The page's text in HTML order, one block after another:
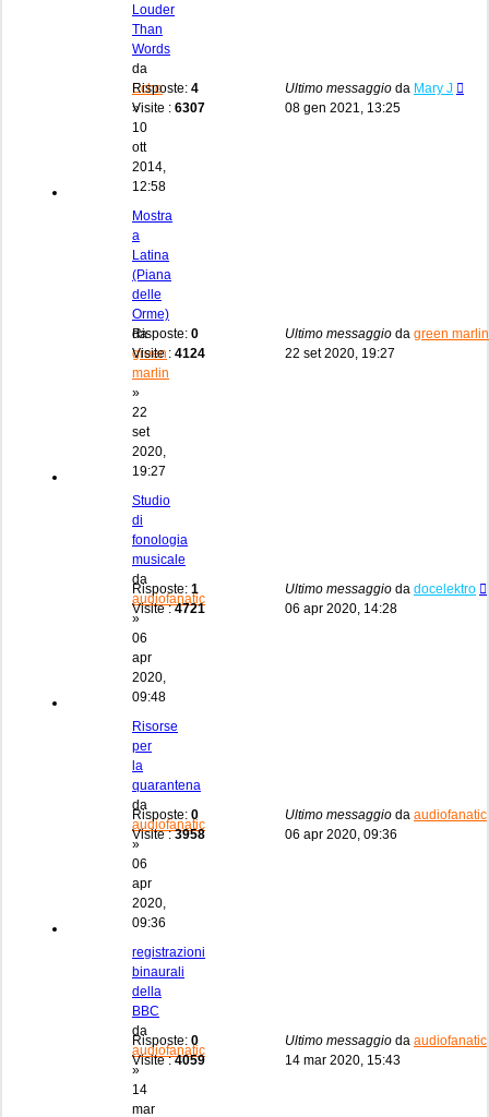
Louder
Than
Words
da
Echo
»
10
ott
2014,
12:58
Risposte: 4
Visite : 6307
Ultimo messaggio da Mary J
08 gen 2021, 13:25
Mostra
a
Latina
(Piana
delle
Orme)
da
green
marlin
»
22
set
2020,
19:27
Risposte: 0
Visite : 4124
Ultimo messaggio da green marlin
22 set 2020, 19:27
Studio
di
fonologia
musicale
da
audiofanatic
»
06
apr
2020,
09:48
Risposte: 1
Visite :4721
Ultimo messaggio da docelektro
06 apr 2020, 14:28
Risorse
per
la
quarantena
da
audiofanatic
»
06
apr
2020,
09:36
Risposte: 0
Visite :3958
Ultimo messaggio da audiofanatic
06 apr 2020, 09:36
registrazioni
binaurali
della
BBC
da
audiofanatic
»
14
mar
Risposte: 0
Visite :4059
Ultimo messaggio da audiofanatic
14 mar 2020, 15:43